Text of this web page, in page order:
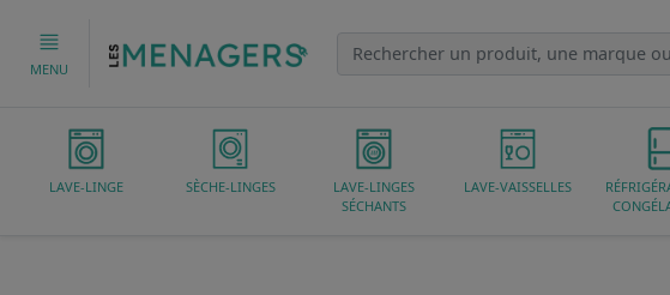
MENU
LAVE-LINGE SÈCHE-LINGES
LAVE-LINGES
SÉCHANTS
LAVE-VAISSELLES